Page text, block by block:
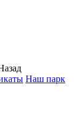
Наш парк